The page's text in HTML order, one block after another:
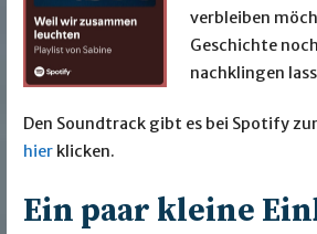
verbleiben
Geschichte
nachklingen
Den Soundtrack gibt es bei Spotify
hier klicken.
Ein paar kleine